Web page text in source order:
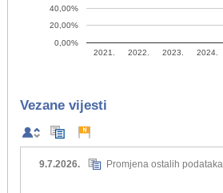
2021. 2022. 2023. 2024.
0,00%
20,00%
40,00%
Vezane vijesti
9.7.2026. Promjena ostalih